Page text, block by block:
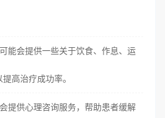
能会提供一些关于饮食、作息、运
高治疗成功率。
提供心理咨询服务，帮助患者缓解